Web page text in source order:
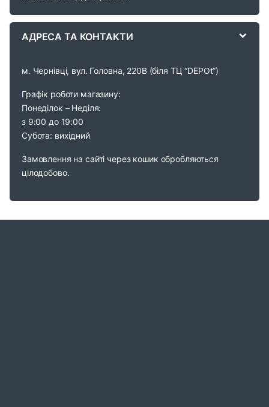
АДРЕСА ТА КОНТАКТИ
м. Чернівці, вул. Головна, 220В (біля ТЦ “DEPOt”)
Графік роботи магазину:
Понеділок – Неділя:
з 9:00 до 19:00
Субота: вихідний
Замовлення на сайті через кошик обробляються
цілодобово.